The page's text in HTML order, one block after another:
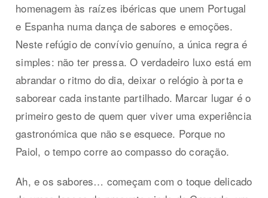
homenagem às raízes ibéricas que unem Portugal
e Espanha numa dança de sabores e emoções.
Neste refúgio de convívio genuíno, a única regra é
simples: não ter pressa. O verdadeiro luxo está em
abrandar o ritmo do dia, deixar o relógio à porta e
saborear cada instante partilhado. Marcar lugar é o
primeiro gesto de quem quer viver uma experiência
gastronómica que não se esquece. Porque no
Paiol, o tempo corre ao compasso do coração.
Ah, e os sabores… começam com o toque delicado